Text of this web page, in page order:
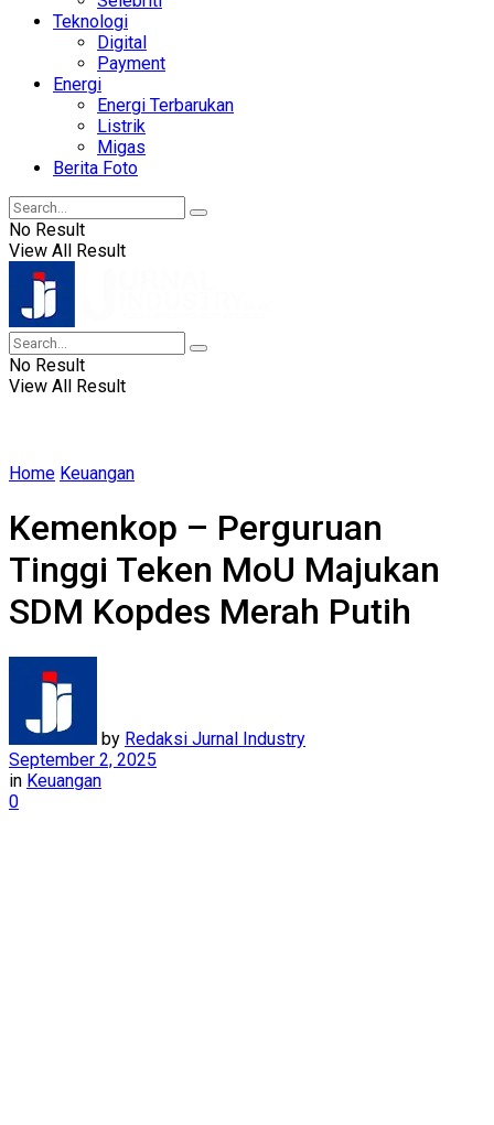
Teknologi
Digital
Payment
Energi
Energi Terbarukan
Listrik
Migas
Berita Foto
No Result
View All Result
No Result
View All Result
Home Keuangan
Kemenkop – Perguruan
Tinggi Teken MoU Majukan
SDM Kopdes Merah Putih
by Redaksi Jurnal Industry
September 2, 2025
in Keuangan
0